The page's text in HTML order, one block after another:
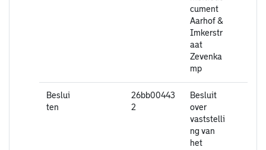
cument
Aarhof &
Imkerstr
aat
Zevenka
mp
Beslui
ten
26bb00443
2
Besluit
over
vaststelli
ng van
het